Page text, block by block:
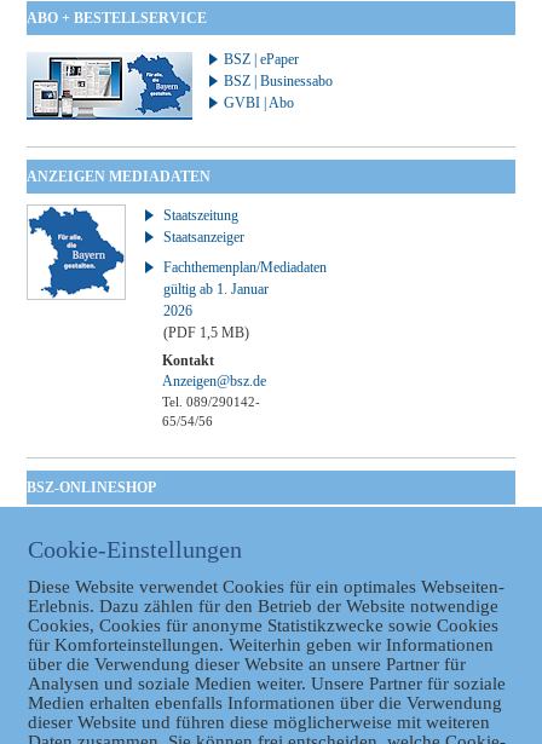
ABO + BESTELLSERVICE
BSZ | ePaper
BSZ | Businessabo
GVBI | Abo
ANZEIGEN MEDIADATEN
Staatszeitung
Staatsanzeiger
Fachthemenplan/Mediadaten
gültig ab 1. Januar
2026
(PDF 1,5 MB)
Kontakt
Anzeigen@bsz.de
Tel. 089/290142-
65/54/56
BSZ-ONLINESHOP
Taschenbuch
Cookie-Einstellungen
Diese Website verwendet Cookies für ein optimales Webseiten-
Erlebnis. Dazu zählen für den Betrieb der Website notwendige
Cookies, Cookies für anonyme Statistikzwecke sowie Cookies
für Komforteinstellungen. Weiterhin geben wir Informationen
über die Verwendung dieser Website an unsere Partner für
Analysen und soziale Medien weiter. Unsere Partner für soziale
Medien erhalten ebenfalls Informationen über die Verwendung
dieser Website und führen diese möglicherweise mit weiteren